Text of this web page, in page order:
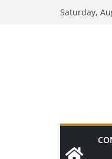
Saturday,